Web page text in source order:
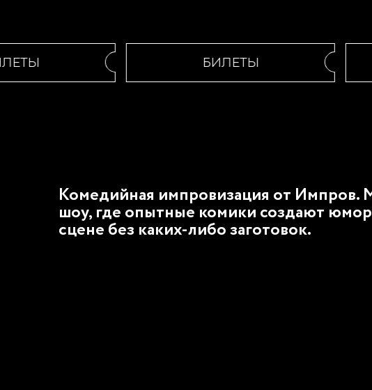
БИЛЕТЫ
Комедийная импровизация от Импров.
шоу, где опытные комики создают
сцене без каких-либо заготовок.